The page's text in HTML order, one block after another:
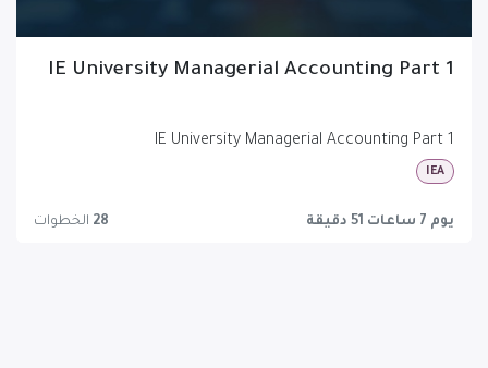
IE University Managerial Accounting Part 1
IE University Managerial Accounting Part 1
IEA
يوم 7 ساعات 51 دقيقة 28 الخطوات